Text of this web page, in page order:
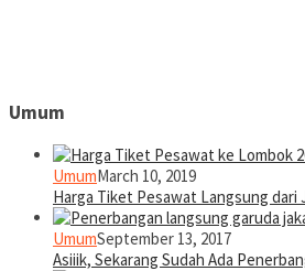
Umum
UmumMarch 10, 2019
Harga Tiket Pesawat Langsung
UmumSeptember 13, 2017
Asiiik, Sekarang Sudah Ada